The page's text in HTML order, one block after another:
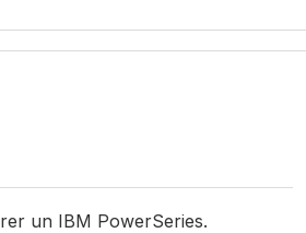
un IBM PowerSeries.